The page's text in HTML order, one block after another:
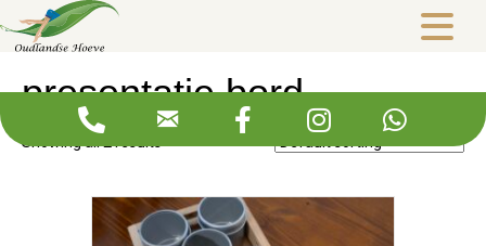
Webshop
presentatie bord
Showing all 2 results